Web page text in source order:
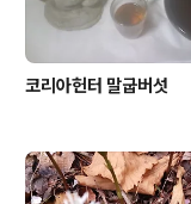
코리아헌터 말굽버섯